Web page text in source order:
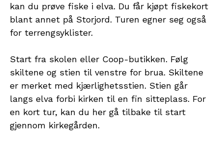
kan du prøve fiske i elva. Du får kjøpt fiskekort
blant annet på Storjord. Turen egner seg også
for terrengsyklister.
Start fra skolen eller Coop-butikken. Følg
skiltene og stien til venstre for brua. Skiltene
er merket med kjærlighetsstien. Stien går
langs elva forbi kirken til en fin sitteplass. For
en kort tur, kan du her gå tilbake til start
gjennom kirkegården.